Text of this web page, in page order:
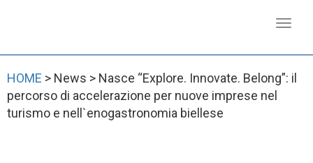
HOME > News > Nasce “Explore. Innovate. Belong”: il
percorso di accelerazione per nuove imprese nel
turismo e nell`enogastronomia biellese